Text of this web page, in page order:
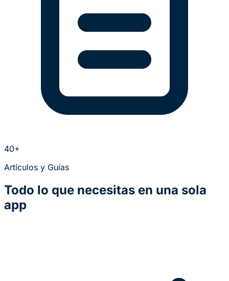
40+
Artículos y Guías
Todo lo que necesitas en una sola
app